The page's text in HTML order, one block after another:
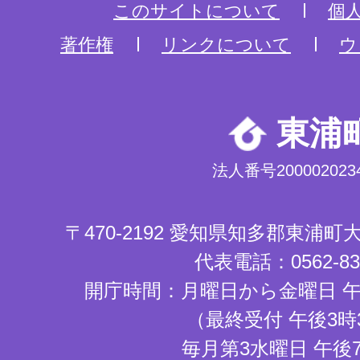
このサイトについて
個
著作権
リンクについて
東浦
法人番号
〒470-2192 愛知県知多郡東浦町
代表電話：0562-
開庁時間：月曜日から金曜日
（最終受付 午後3
毎月第3水曜日 午後